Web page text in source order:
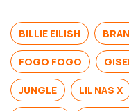
BILLIE EILISH
FOGO FOGO
JUNGLE LIL NAS X